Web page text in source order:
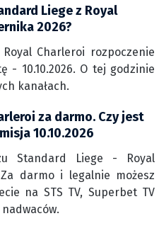
Liege z Royal
2026?
Charleroi rozpoczenie
- 10.10.2026. O tej godzinie
kanałach.
za darmo. Czy jest
10.10.2026
Standard Liege - Royal
darmo i legalnie możesz
na STS TV, Superbet TV